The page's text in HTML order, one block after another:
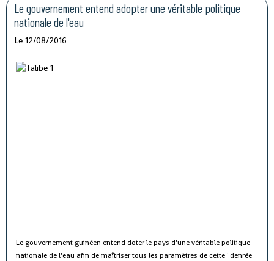
Le gouvernement entend adopter une véritable politique
nationale de l'eau
Le 12/08/2016
Le gouvernement guinéen entend doter le pays d'une véritable politique
nationale de l'eau afin de maîtriser tous les paramètres de cette "denrée